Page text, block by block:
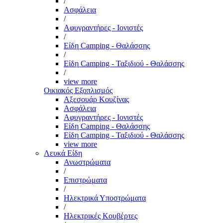
Ασφάλεια
/
Αφυγραντήρες - Ιονιστές
/
Είδη Camping - Θαλάσσης
/
Είδη Camping - Ταξιδιού - Θαλάσσης
/
view more
Οικιακός Εξοπλισμός
Αξεσουάρ Κουζίνας
Ασφάλεια
Αφυγραντήρες - Ιονιστές
Είδη Camping - Θαλάσσης
Είδη Camping - Ταξιδιού - Θαλάσσης
view more
Λευκά Είδη
Ανωστρώματα
/
Επιστρώματα
/
Ηλεκτρικά Υποστρώματα
/
Ηλεκτρικές Κουβέρτες